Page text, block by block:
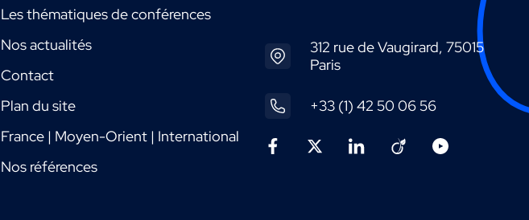
Les thématiques de conférences
Nos actualités
Contact
Plan du site
France | Moyen-Orient | International
Nos références
312 rue de Vaugirard, 75015
Paris
+33 (1) 42 50 06 56